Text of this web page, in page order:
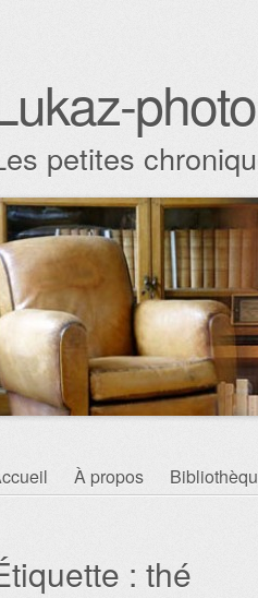
photo
petites
au contenu principal
À propos
: thé